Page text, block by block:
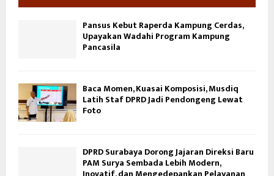
Pansus Kebut Raperda Kampung Cerdas,
Upayakan Wadahi Program Kampung
Pancasila
Baca Momen, Kuasai Komposisi, Musdiq
Latih Staf DPRD Jadi Pendongeng Lewat
Foto
DPRD Surabaya Dorong Jajaran Direksi Baru
PAM Surya Sembada Lebih Modern,